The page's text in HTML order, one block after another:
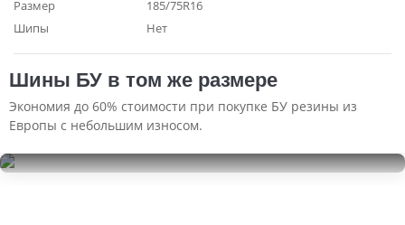
Размер
185/75R16
Шипы
Нет
Шины БУ в том же размере
Экономия до 60% стоимости при покупке БУ резины из
Европы с небольшим износом.